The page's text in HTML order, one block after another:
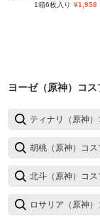
1箱6枚入り ¥1,958
ヨーゼ（原神）コ
ティナリ（原神
胡桃（原神）コス
北斗（原神）コス
ロサリア（原神